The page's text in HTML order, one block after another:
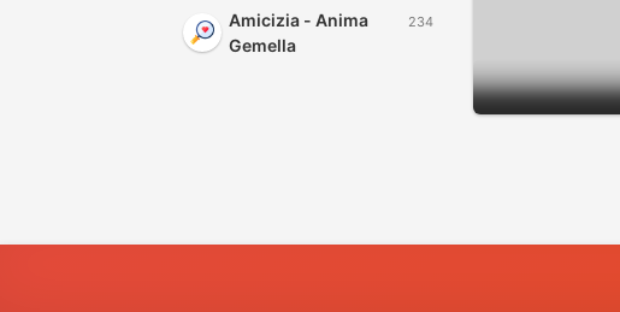
Amicizia - Anima
Gemella
234